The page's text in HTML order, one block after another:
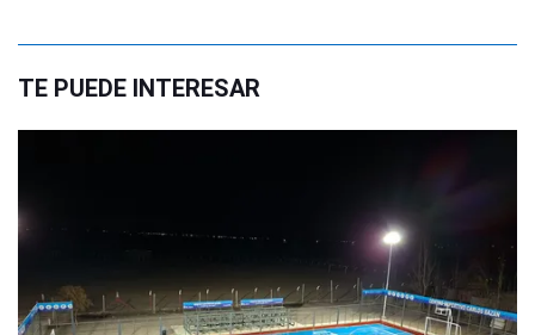
TE PUEDE INTERESAR